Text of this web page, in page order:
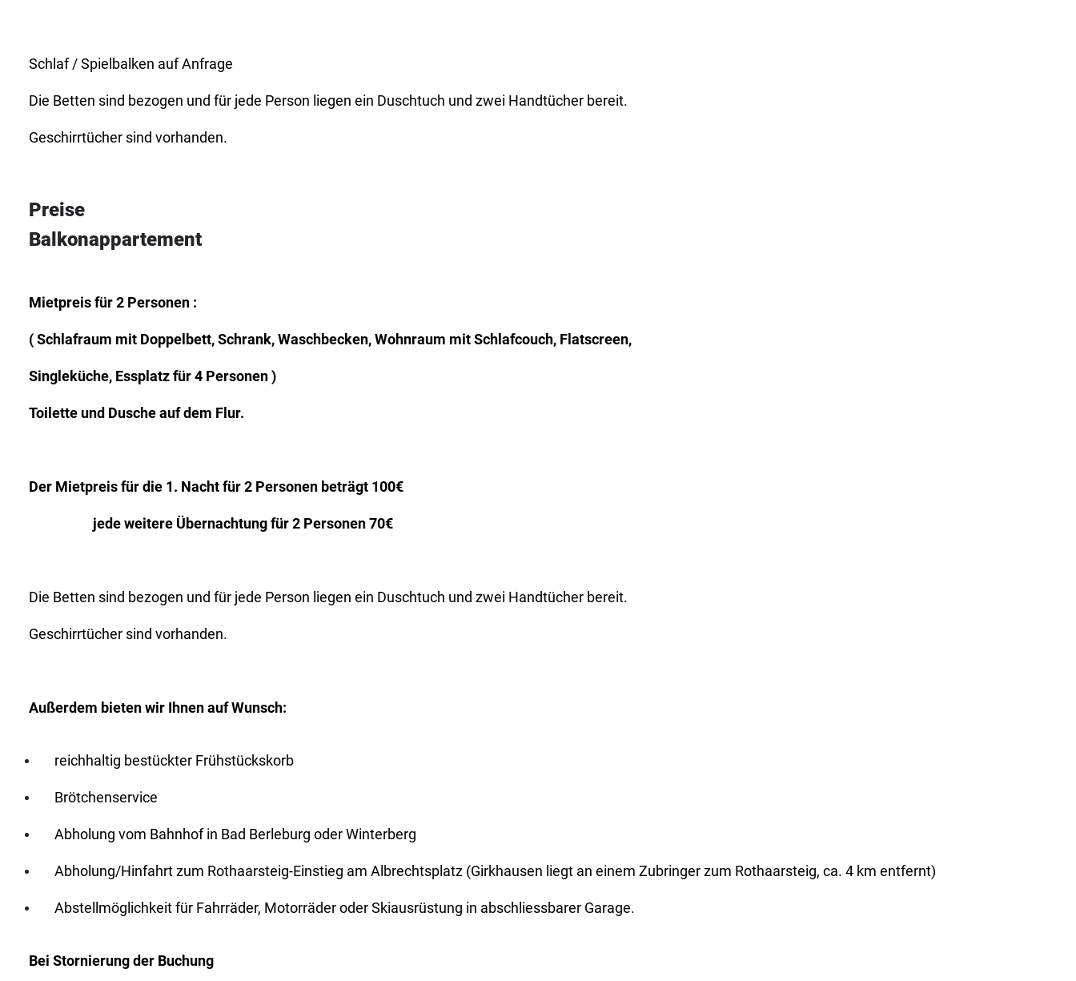
Schlaf / Spielbalken auf Anfrage
Die Betten sind bezogen und für jede Person liegen ein Duschtuch und zwei Handtücher bereit.
Geschirrtücher sind vorhanden.
Preise
Balkonappartement
Mietpreis für 2 Personen :
( Schlafraum mit Doppelbett, Schrank, Waschbecken, Wohnraum mit Schlafcouch, Flatscreen,
Singleküche, Essplatz für 4 Personen )
Toilette und Dusche auf dem Flur.
Der Mietpreis für die 1. Nacht für 2 Personen beträgt 100€
jede weitere Übernachtung für 2 Personen 70€
Die Betten sind bezogen und für jede Person liegen ein Duschtuch und zwei Handtücher bereit.
Geschirrtücher sind vorhanden.
Außerdem bieten wir Ihnen auf Wunsch:
reichhaltig bestückter Frühstückskorb
Brötchenservice
Abholung vom Bahnhof in Bad Berleburg oder Winterberg
Abholung/Hinfahrt zum Rothaarsteig-Einstieg am Albrechtsplatz (Girkhausen liegt an einem Zubringer zum Rothaarsteig, ca. 4 km entfernt)
Abstellmöglichkeit für Fahrräder, Motorräder oder Skiausrüstung in abschliessbarer Garage.
Bei Stornierung der Buchung